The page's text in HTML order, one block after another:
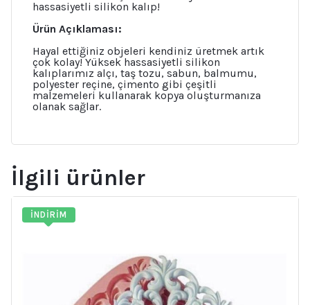
hassasiyetli silikon kalıp!
Ürün Açıklaması:
Hayal ettiğiniz objeleri kendiniz üretmek artık
çok kolay! Yüksek hassasiyetli silikon
kalıplarımız alçı, taş tozu, sabun, balmumu,
polyester reçine, çimento gibi çeşitli
malzemeleri kullanarak kopya oluşturmanıza
olanak sağlar.
İlgili ürünler
İNDIRIM